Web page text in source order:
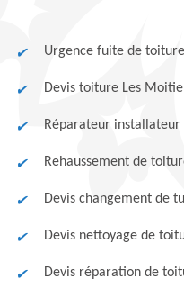
Urgence fuite de
Devis toiture Les
Réparateur installateur
Rehaussement de
Devis changement de
Devis nettoyage de
Devis réparation de